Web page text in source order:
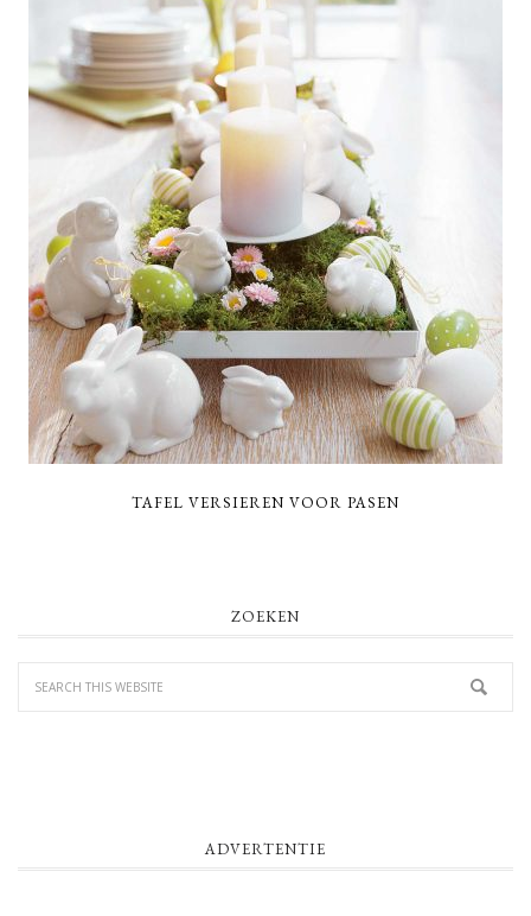
TAFEL VERSIEREN VOOR PASEN
ZOEKEN
ADVERTENTIE